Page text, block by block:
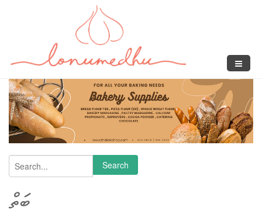
Search form
Search
ބަތް